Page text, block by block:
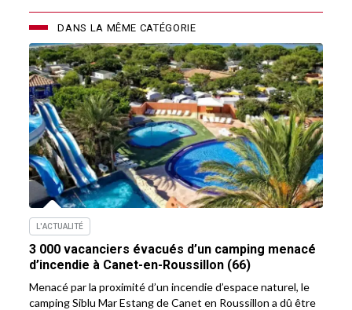
DANS LA MÊME CATÉGORIE
L'ACTUALITÉ
3 000 vacanciers évacués d’un camping menacé
d’incendie à Canet-en-Roussillon (66)
Menacé par la proximité d’un incendie d’espace naturel, le
camping Siblu Mar Estang de Canet en Roussillon a dû être